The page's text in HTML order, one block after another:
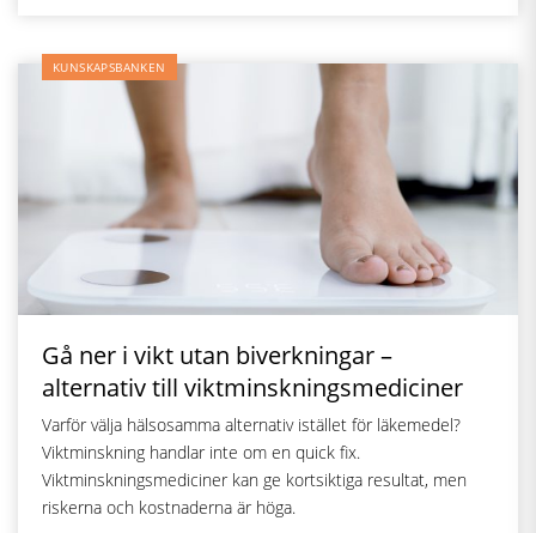
KUNSKAPSBANKEN
Gå ner i vikt utan biverkningar –
alternativ till viktminskningsmediciner
Varför välja hälsosamma alternativ istället för läkemedel?
Viktminskning handlar inte om en quick fix.
Viktminskningsmediciner kan ge kortsiktiga resultat, men
riskerna och kostnaderna är höga.